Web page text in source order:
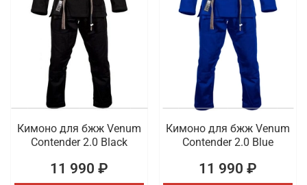
Кимоно для бжж Venum
Contender 2.0 Black
11 990 ₽
Кимоно для бжж Venum
Contender 2.0 Blue
11 990 ₽